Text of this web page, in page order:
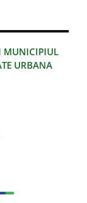
MUNICIPIUL
URBANA